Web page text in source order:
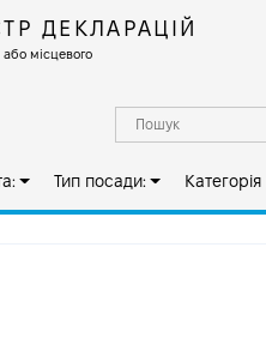
ДЕКЛАРАЦІЙ
місцевого
Тип посади: